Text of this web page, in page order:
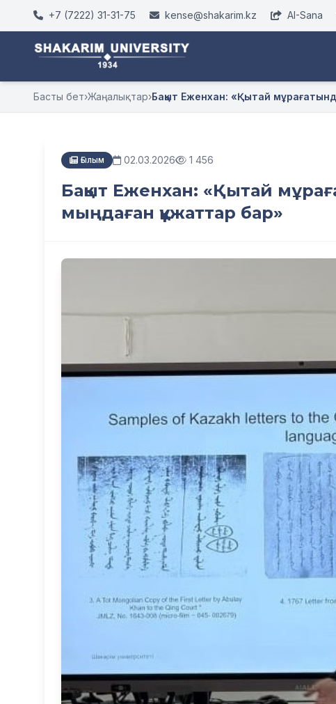
+7 (7222) 31-31-75 kense@shakarim.kz AI-Sana
Басты бет›Жаңалықтар›Бақыт Еженхан: «Қытай мұрағатында
Ғылым 02.03.2026 1 456
Бақыт Еженхан: «Қытай
мыңдаған құжаттар бар»